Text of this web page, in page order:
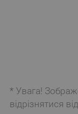
* Увага!
відрізнятися